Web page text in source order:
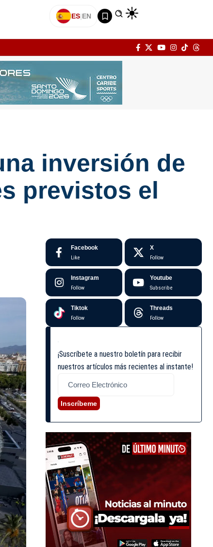
ES|EN
inversión de
previstos el
Facebook
Like
X
Follow
Instagram
Follow
Youtube
Subscribe
Tiktok
Follow
Threads
Follow
¡Suscríbete a nuestro boletín para recibir
nuestros artículos más recientes al instante!
Inscríbeme